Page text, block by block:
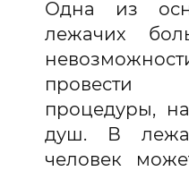
Одна из
лежачих
провести
процедуры,
душ. В
человек